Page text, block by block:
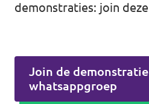
demonstraties: join deze
Join de demonstratie
whatsappgroep